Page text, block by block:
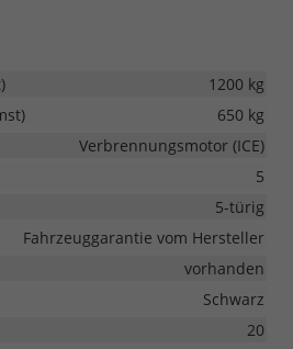
1200 kg
650 kg
Verbrennungsmotor (ICE)
5
5-türig
Fahrzeuggarantie vom Hersteller
vorhanden
Schwarz
20